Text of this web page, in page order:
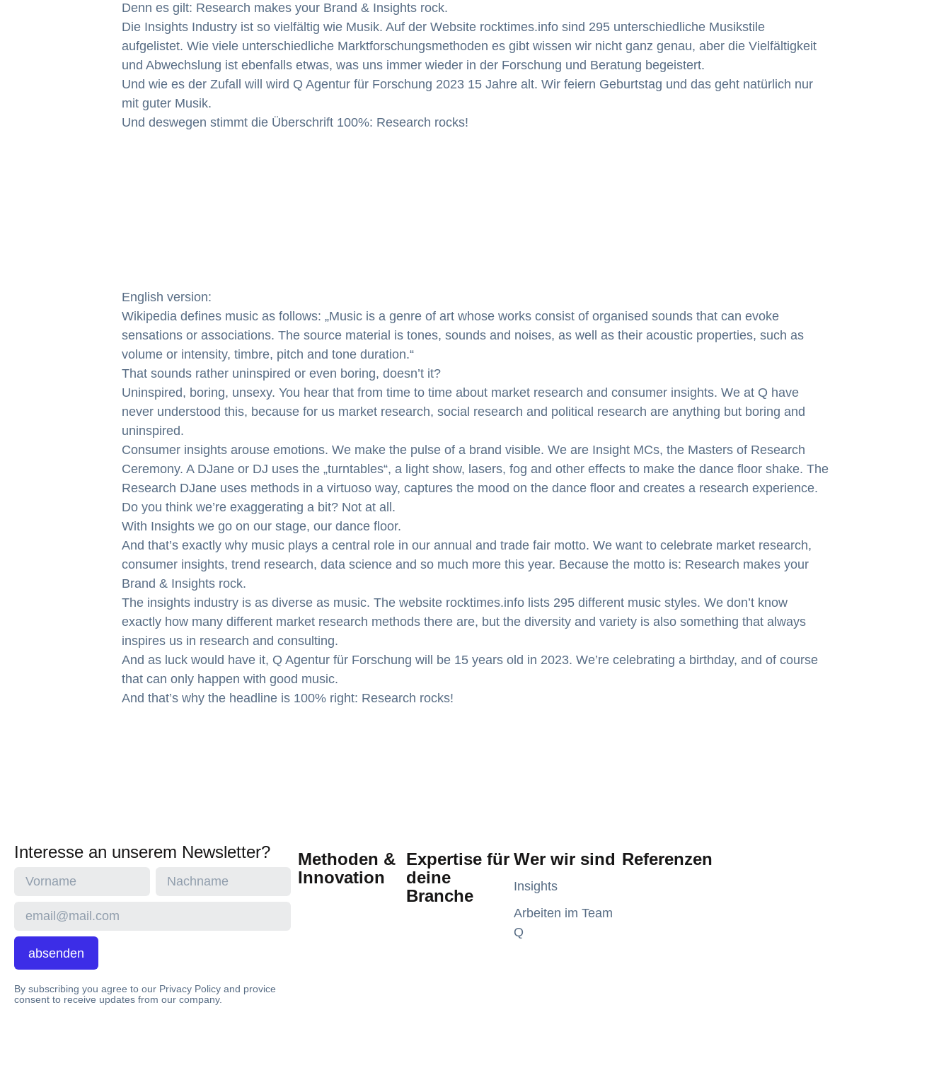
Denn es gilt: Research makes your Brand & Insights rock.
Die Insights Industry ist so vielfältig wie Musik. Auf der Website rocktimes.info sind 295 unterschiedliche Musikstile
aufgelistet. Wie viele unterschiedliche Marktforschungsmethoden es gibt wissen wir nicht ganz genau, aber die Vielfältigkeit
und Abwechslung ist ebenfalls etwas, was uns immer wieder in der Forschung und Beratung begeistert.
Und wie es der Zufall will wird Q Agentur für Forschung 2023 15 Jahre alt. Wir feiern Geburtstag und das geht natürlich nur
mit guter Musik.
Und deswegen stimmt die Überschrift 100%: Research rocks!
English version:
Wikipedia defines music as follows: „Music is a genre of art whose works consist of organised sounds that can evoke
sensations or associations. The source material is tones, sounds and noises, as well as their acoustic properties, such as
volume or intensity, timbre, pitch and tone duration.“
That sounds rather uninspired or even boring, doesn’t it?
Uninspired, boring, unsexy. You hear that from time to time about market research and consumer insights. We at Q have
never understood this, because for us market research, social research and political research are anything but boring and
uninspired.
Consumer insights arouse emotions. We make the pulse of a brand visible. We are Insight MCs, the Masters of Research
Ceremony. A DJane or DJ uses the „turntables“, a light show, lasers, fog and other effects to make the dance floor shake. The
Research DJane uses methods in a virtuoso way, captures the mood on the dance floor and creates a research experience.
Do you think we’re exaggerating a bit? Not at all.
With Insights we go on our stage, our dance floor.
And that’s exactly why music plays a central role in our annual and trade fair motto. We want to celebrate market research,
consumer insights, trend research, data science and so much more this year. Because the motto is: Research makes your
Brand & Insights rock.
The insights industry is as diverse as music. The website rocktimes.info lists 295 different music styles. We don’t know
exactly how many different market research methods there are, but the diversity and variety is also something that always
inspires us in research and consulting.
And as luck would have it, Q Agentur für Forschung will be 15 years old in 2023. We’re celebrating a birthday, and of course
that can only happen with good music.
And that’s why the headline is 100% right: Research rocks!
Interesse an unserem Newsletter?
absenden
By subscribing you agree to our Privacy Policy and provice
consent to receive updates from our company.
Methoden &
Innovation
Expertise für
deine
Branche
Wer wir sind
Insights
Arbeiten im Team
Q
Referenzen